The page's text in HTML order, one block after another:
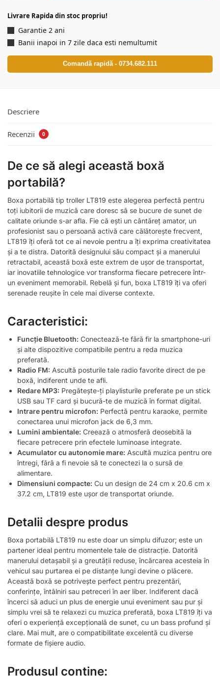
Livrare Rapida din stoc propriu!
Garantie 2 ani
Banii inapoi in 7 zile daca esti nemultumit
Comandă rapidă - 0734.682.111
Descriere
Recenzii 0
De ce să alegi această boxă
portabilă?
Boxa portabilă tip troller LT819 este alegerea perfectă pentru
toți iubitorii de muzică care doresc să se bucure de sunet de
calitate oriunde s-ar afla. Fie că ești un cântăreț amator, un
profesionist sau o persoană activă care călătorește frecvent,
LT819 îți oferă tot ce ai nevoie pentru a îți exprima creativitatea
și a te distra. Datorită designului său compact și a manerului
retractabil, această boxă este extrem de ușor de transportat,
iar inovatiile tehnologice vor transforma fiecare petrecere într-
un eveniment memorabil. Rebelă și fun, boxa LT819 îți va oferi
serenade reușite în cele mai diverse contexte.
Caracteristici:
Funcție Bluetooth: Conectează-te fără fir la smartphone-uri
și alte dispozitive compatibile pentru a reda muzica
preferată.
Radio FM: Ascultă posturile tale radio favorite direct de pe
boxă, indiferent unde te afli.
Redare MP3: Pregătește-ți playlisturile preferate pe un stick
USB sau TF card și bucură-te de muzică în format digital.
Intrare pentru microfon: Perfectă pentru karaoke, permite
conectarea unui microfon jack de 6,3 mm.
Lumini ambientale: Creează o atmosferă deosebită la
fiecare petrecere prin efectele luminoase integrate.
Acumulator cu autonomie mare: Ascultă muzica pentru ore
întregi, fără a fi nevoie să te conectezi la o sursă de
alimentare.
Dimensiuni compacte: Cu un design de 24 cm x 20.6 cm x
37.2 cm, LT819 este ușor de transportat oriunde.
Detalii despre produs
Boxa portabilă LT819 nu este doar un simplu difuzor; este un
partener ideal pentru momentele tale de distracție. Datorită
manerului detașabil și a greutății reduse, încărcarea acesteia în
vehicul sau purtarea ei pe distanțe lungi devine o plăcere.
Această boxă se potrivește perfect pentru prezentări,
conferințe, întâlniri sau petreceri în aer liber. Indiferent dacă
încerci să aduci un plus de energie unui eveniment sau pur și
simplu vrei să te relaxezi cu muzica preferată, boxa LT819 îți va
oferi o experiență excepțională de sunet, cu un bass profund și
clare. Mai mult, are o compatibilitate excelentă cu diverse
formate de fișiere audio.
Produsul conține: